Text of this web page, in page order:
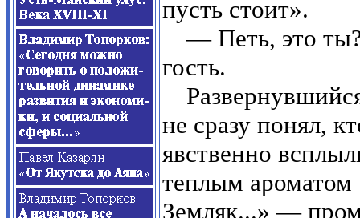
пусть стоит».
— Петь, это
гость.
не сразу понял,
явственно
теплым ароматом
Земляк...» —